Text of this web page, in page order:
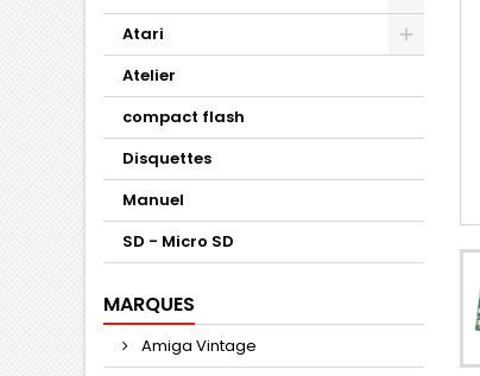
Atari
Atelier
compact flash
Disquettes
Manuel
SD - Micro SD
MARQUES
Amiga Vintage